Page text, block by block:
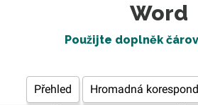
Word
Použijte doplněk
Přehled Hromadná